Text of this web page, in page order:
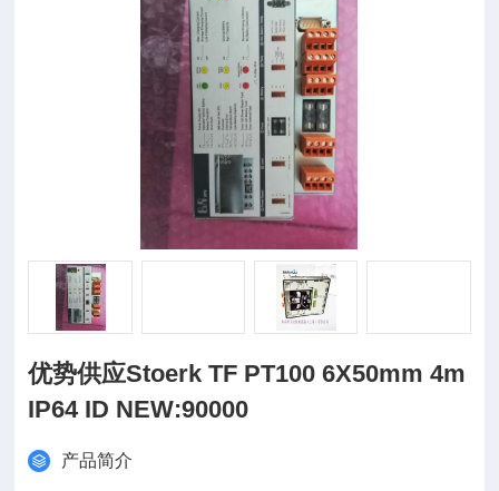
优势供应Stoerk TF PT100 6X50mm 4m
IP64 ID NEW:90000
产品简介